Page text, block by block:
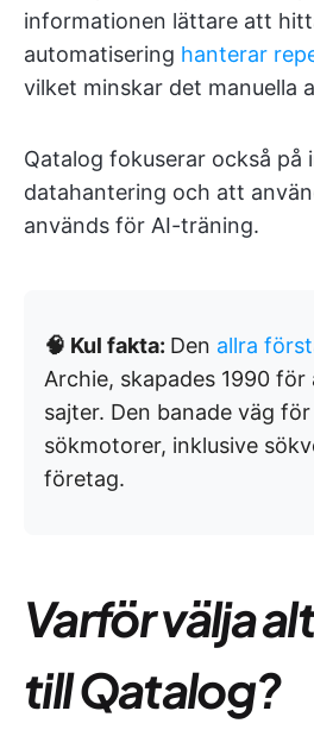
informationen lättare att
automatisering hanterar
vilket minskar det manuella
Qatalog fokuserar också på
datahantering och att
används för AI-träning.
🧠 Kul fakta: Den allra
Archie, skapades 1990
sajter. Den banade väg
sökmotorer, inklusive
företag.
Varför välja
till Qatalog?